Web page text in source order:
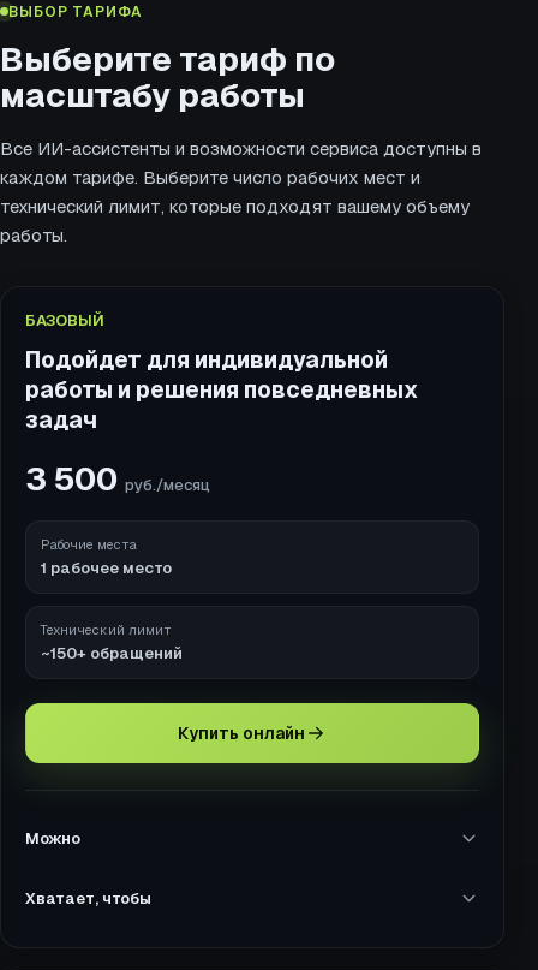
ВЫБОР ТАРИФА
Выберите тариф по
масштабу работы
Все ИИ-ассистенты и возможности сервиса доступны в
каждом тарифе. Выберите число рабочих мест и
технический лимит, которые подходят вашему объему
работы.
БАЗОВЫЙ
Подойдет для индивидуальной
работы и решения повседневных
задач
3 500 руб./месяц
Рабочие места
1 рабочее место
Технический лимит
~150+ обращений
Купить онлайн
Можно
Хватает, чтобы